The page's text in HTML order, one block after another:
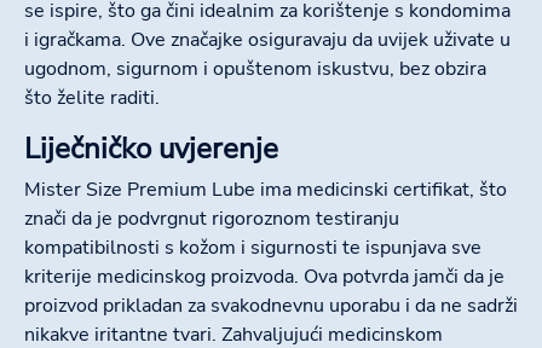
se ispire, što ga čini idealnim za korištenje s kondomima
i igračkama. Ove značajke osiguravaju da uvijek uživate u
ugodnom, sigurnom i opuštenom iskustvu, bez obzira
što želite raditi.
Liječničko uvjerenje
Mister Size Premium Lube ima medicinski certifikat, što
znači da je podvrgnut rigoroznom testiranju
kompatibilnosti s kožom i sigurnosti te ispunjava sve
kriterije medicinskog proizvoda. Ova potvrda jamči da je
proizvod prikladan za svakodnevnu uporabu i da ne sadrži
nikakve iritantne tvari. Zahvaljujući medicinskom